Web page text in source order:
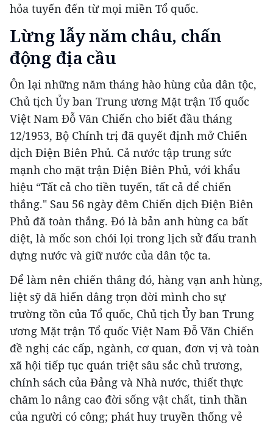
hỏa tuyến đến từ mọi miền Tổ quốc.
Lừng lẫy năm châu, chấn
động địa cầu
Ôn lại những năm tháng hào hùng của dân tộc,
Chủ tịch Ủy ban Trung ương Mặt trận Tổ quốc
Việt Nam Đỗ Văn Chiến cho biết đầu tháng
12/1953, Bộ Chính trị đã quyết định mở Chiến
dịch Điện Biên Phủ. Cả nước tập trung sức
mạnh cho mặt trận Điện Biên Phủ, với khẩu
hiệu “Tất cả cho tiền tuyến, tất cả để chiến
thắng." Sau 56 ngày đêm Chiến dịch Điện Biên
Phủ đã toàn thắng. Đó là bản anh hùng ca bất
diệt, là mốc son chói lọi trong lịch sử đấu tranh
dựng nước và giữ nước của dân tộc ta.
Để làm nên chiến thắng đó, hàng vạn anh hùng,
liệt sỹ đã hiến dâng trọn đời mình cho sự
trường tồn của Tổ quốc, Chủ tịch Ủy ban Trung
ương Mặt trận Tổ quốc Việt Nam Đỗ Văn Chiến
đề nghị các cấp, ngành, cơ quan, đơn vị và toàn
xã hội tiếp tục quán triệt sâu sắc chủ trương,
chính sách của Đảng và Nhà nước, thiết thực
chăm lo nâng cao đời sống vật chất, tinh thần
của người có công; phát huy truyền thống vẻ